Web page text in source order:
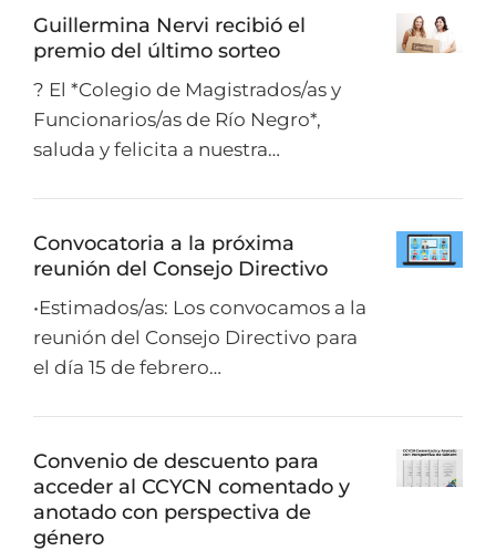
Guillermina Nervi recibió el
premio del último sorteo
? El *Colegio de Magistrados/as y
Funcionarios/as de Río Negro*,
saluda y felicita a nuestra…
Convocatoria a la próxima
reunión del Consejo Directivo
•Estimados/as: Los convocamos a la
reunión del Consejo Directivo para
el día 15 de febrero…
Convenio de descuento para
acceder al CCYCN comentado y
anotado con perspectiva de
género